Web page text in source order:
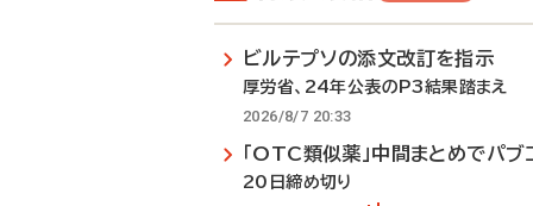
ビルテプソの添文改訂を指示
厚労省、24年公表のP3結果踏まえ
2026/8/7 20:33
「OTC類似薬」中間まとめでパブ
20日締め切り